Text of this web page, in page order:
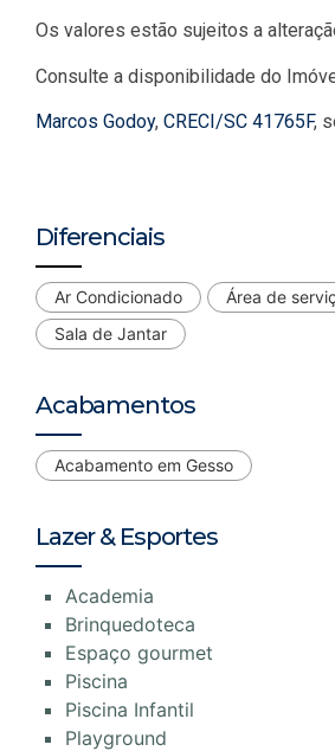
Os valores estão sujeitos a
Consulte a disponibilidade do
Marcos Godoy, CRECI/SC 41765F,
Diferenciais
Ar Condicionado Área de
Sala de Jantar
Acabamentos
Acabamento em Gesso
Lazer & Esportes
Academia
Brinquedoteca
Espaço gourmet
Piscina
Piscina Infantil
Playground